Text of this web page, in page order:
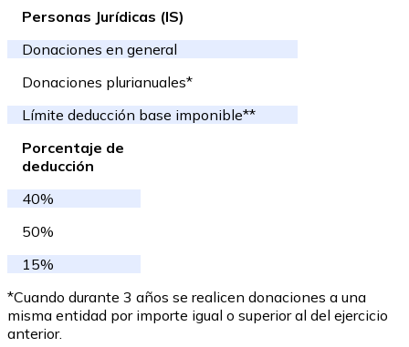
Personas Jurídicas (IS)
Donaciones en general
Donaciones plurianuales*
Límite deducción base imponible**
Porcentaje de
deducción
40%
50%
15%
*Cuando durante 3 años se realicen donaciones a una
misma entidad por importe igual o superior al del ejercicio
anterior.